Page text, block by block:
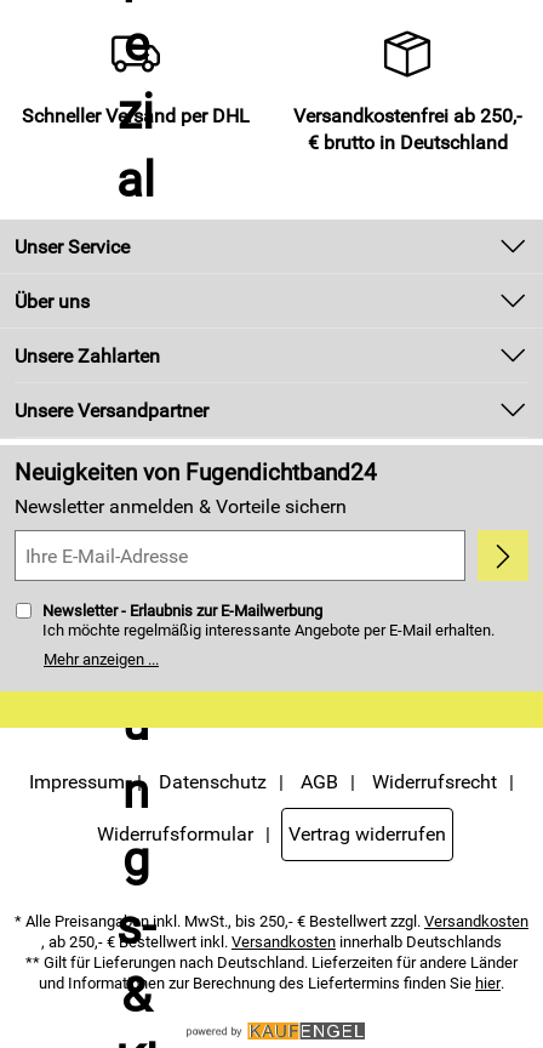
Schneller Versand per DHL
Versandkostenfrei ab 250,-
€ brutto in Deutschland
Unser Service
Kontakt
Zahlung und Versand
Kundenlogin
Über uns
Unsere Bestseller
Neu
Made in Germany
Kundenbewertungen (4.405)
5,0/5*****
Unsere Zahlarten
Unsere Versandpartner
Neuigkeiten von Fugendichtband24
Newsletter anmelden & Vorteile sichern
Newsletter - Erlaubnis zur E-Mailwerbung
Ich möchte regelmäßig interessante Angebote per E-Mail erhalten.
Meine E-Mail-Adresse wird nicht an andere Unternehmen
weitergegeben. Zu statistischen Zwecken wird in anonymer Form
kann ich jederzeit mit Wirkung für die Zukunft widerrufen. Die
Servicemenü unten rechts, oder indem Sie den Link "Abmelden" am
Ende des Newsletters anklicken. Die
Datenschutzerklärunghabe ich
zur Kenntnis genommen.
Mehr anzeigen ...
Impressum Datenschutz AGB Widerrufsrecht
Widerrufsformular Vertrag widerrufen
* Alle Preisangaben inkl. MwSt., bis 250,- € Bestellwert zzgl. Versandkosten
, ab 250,- € Bestellwert inkl. Versandkosten innerhalb Deutschlands
** Gilt für Lieferungen nach Deutschland. Lieferzeiten für andere Länder
und Informationen zur Berechnung des Liefertermins finden Sie hier.